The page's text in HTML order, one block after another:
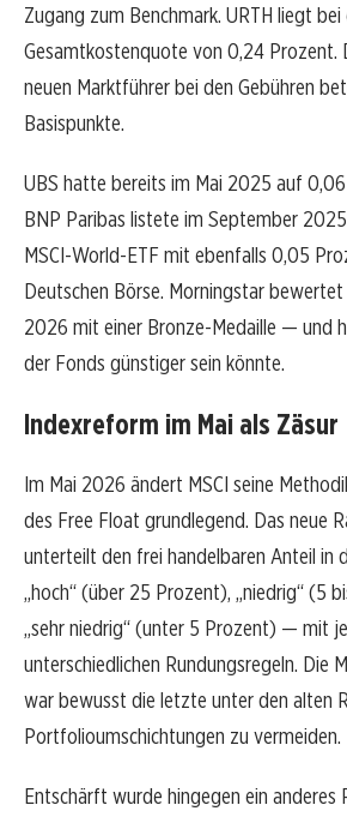
Zugang zum Benchmark. URTH liegt bei
Gesamtkostenquote von 0,24 Prozent.
neuen Marktführer bei den Gebühren
Basispunkte.
UBS hatte bereits im Mai 2025 auf
BNP Paribas listete im September
MSCI-World-ETF mit ebenfalls 0,05
Deutschen Börse. Morningstar bewertet
2026 mit einer Bronze-Medaille — und
der Fonds günstiger sein könnte.
Indexreform im Mai als Zäsur
Im Mai 2026 ändert MSCI seine
des Free Float grundlegend. Das neue
unterteilt den frei handelbaren Anteil in
„hoch“ (über 25 Prozent), „niedrig“ (5
„sehr niedrig“ (unter 5 Prozent) — mit
unterschiedlichen Rundungsregeln. Die
war bewusst die letzte unter den alten
Portfolioumschichtungen zu vermeiden.
Entschärft wurde hingegen ein anderes